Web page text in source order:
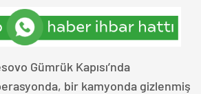
Gümrük Kapısı’nda
bir kamyonda gizlenmiş